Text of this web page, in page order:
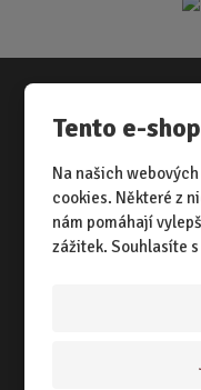
Tento e-
Na našich
cookies. Některé z
nám pomáhají
zážitek. Souhlasíte